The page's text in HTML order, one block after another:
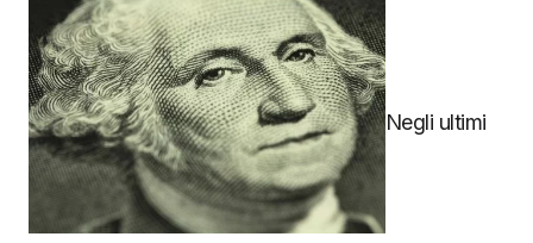
Negli ultimi